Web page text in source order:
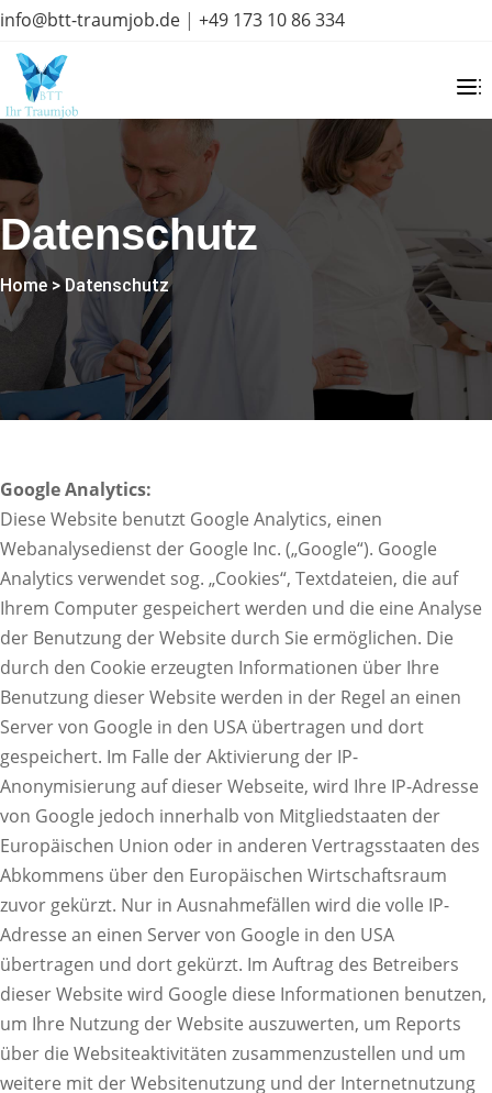
info@btt-traumjob.de | +49 173 10 86 334
Datenschutz
Home>Datenschutz
Google Analytics:
Diese Website benutzt Google Analytics, einen
Webanalysedienst der Google Inc. („Google“). Google
Analytics verwendet sog. „Cookies“, Textdateien, die auf
Ihrem Computer gespeichert werden und die eine Analyse
der Benutzung der Website durch Sie ermöglichen. Die
durch den Cookie erzeugten Informationen über Ihre
Benutzung dieser Website werden in der Regel an einen
Server von Google in den USA übertragen und dort
gespeichert. Im Falle der Aktivierung der IP-
Anonymisierung auf dieser Webseite, wird Ihre IP-Adresse
von Google jedoch innerhalb von Mitgliedstaaten der
Europäischen Union oder in anderen Vertragsstaaten des
Abkommens über den Europäischen Wirtschaftsraum
zuvor gekürzt. Nur in Ausnahmefällen wird die volle IP-
Adresse an einen Server von Google in den USA
übertragen und dort gekürzt. Im Auftrag des Betreibers
dieser Website wird Google diese Informationen benutzen,
um Ihre Nutzung der Website auszuwerten, um Reports
über die Websiteaktivitäten zusammenzustellen und um
weitere mit der Websitenutzung und der Internetnutzung